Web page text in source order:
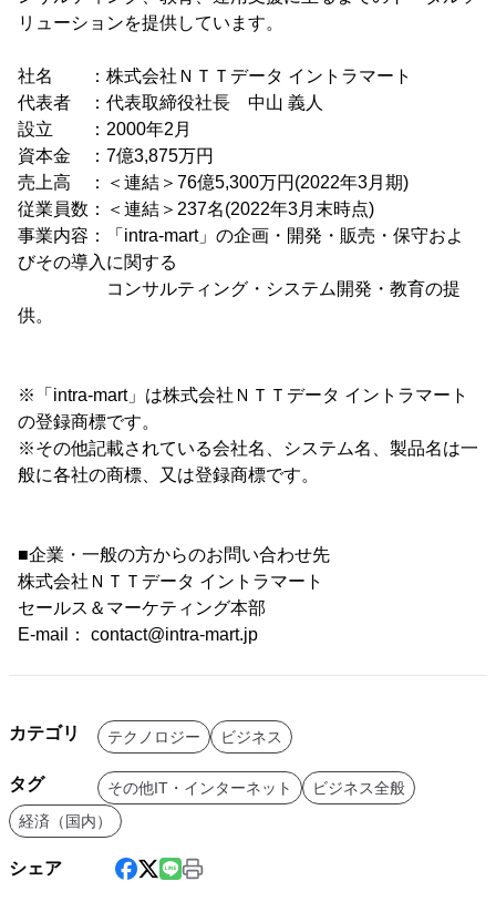
リューションを提供しています。
社名 ：株式会社ＮＴＴデータ イントラマート
代表者 ：代表取締役社長 中山 義人
設立 ：2000年2月
資本金 ：7億3,875万円
売上高 ：＜連結＞76億5,300万円(2022年3月期)
従業員数：＜連結＞237名(2022年3月末時点)
事業内容：「intra-mart」の企画・開発・販売・保守およ
びその導入に関する
コンサルティング・システム開発・教育の提
供。
※「intra-mart」は株式会社ＮＴＴデータ イントラマート
の登録商標です。
※その他記載されている会社名、システム名、製品名は一
般に各社の商標、又は登録商標です。
■企業・一般の方からのお問い合わせ先
株式会社ＮＴＴデータ イントラマート
セールス＆マーケティング本部
E-mail： contact@intra-mart.jp
カテゴリ テクノロジー ビジネス
タグ その他IT・インターネット
ビジネス全般
経済（国内）
シェア